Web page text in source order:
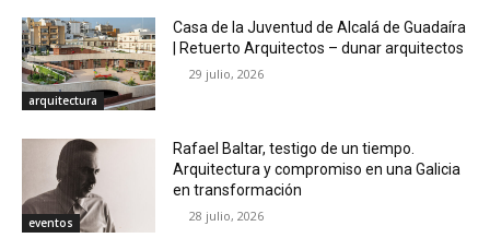
arquitectura
Casa de la Juventud de Alcalá de Guadaíra
| Retuerto Arquitectos – dunar arquitectos
29 julio, 2026
eventos
Rafael Baltar, testigo de un tiempo.
Arquitectura y compromiso en una Galicia
en transformación
28 julio, 2026